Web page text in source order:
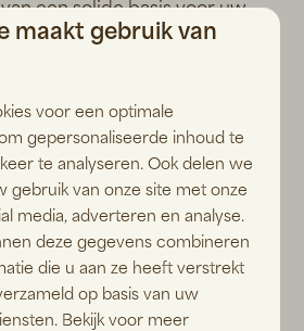
een solide basis voor uw
eerste adviesgesprek tot aan
afhandeling. Wilt u
Luxemburg
maakt gebruik van
voor een optimale
gepersonaliseerde inhoud te
te analyseren. Ook delen we
gebruik van onze site met onze
media, adverteren en analyse.
deze gegevens combineren
die u aan ze heeft verstrekt
op basis van uw
Bekijk voor meer